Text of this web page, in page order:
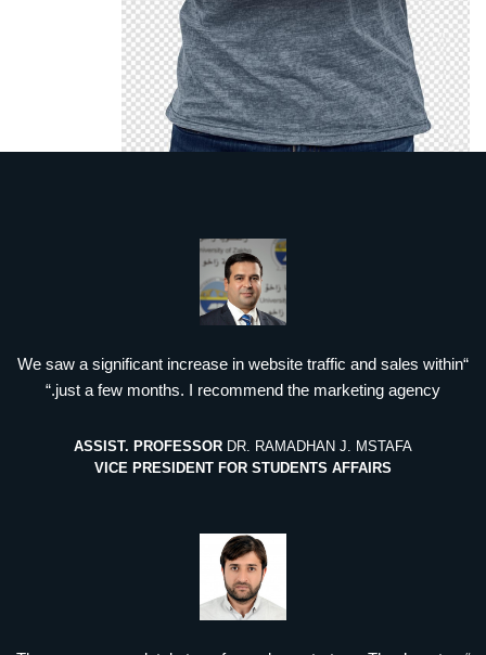
“We saw a significant increase in website traffic and sales within
just a few months. I recommend the marketing agency.“
ASSIST. PROFESSOR DR. RAMADHAN J. MSTAFA
VICE PRESIDENT FOR STUDENTS AFFAIRS